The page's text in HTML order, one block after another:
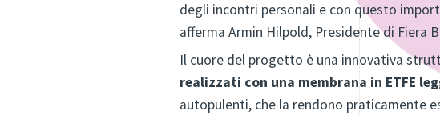
degli incontri personali e con questo
afferma Armin Hilpold, Presidente di Fiera
Il cuore del progetto è una innovativa
realizzati con una membrana in ETFE
autopulenti, che la rendono praticamente